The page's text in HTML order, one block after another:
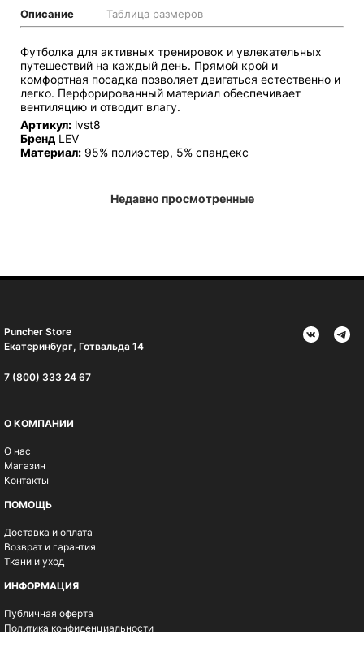
Описание Таблица размеров
Футболка для активных тренировок и увлекательных
путешествий на каждый день. Прямой крой и
комфортная посадка позволяет двигаться естественно и
легко. Перфорированный материал обеспечивает
вентиляцию и отводит влагу.
Артикул: lvst8
Бренд LEV
Материал: 95% полиэстер, 5% спандекс
Недавно просмотренные
Puncher Store
Екатеринбург, Готвальда 14
7 (800) 333 24 67
О КОМПАНИИ
О нас
Магазин
Контакты
ПОМОЩЬ
Доставка и оплата
Возврат и гарантия
Ткани и уход
ИНФОРМАЦИЯ
Публичная оферта
Политика конфиденциальности